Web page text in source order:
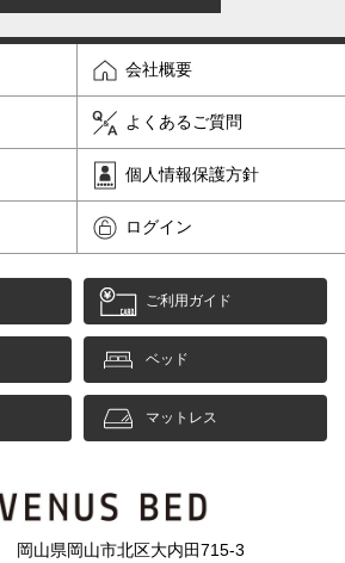
会社概要
よくあるご質問
個人情報保護方針
ログイン
ご利用ガイド
ベッド
マットレス
岡山県岡山市北区大内田715-3